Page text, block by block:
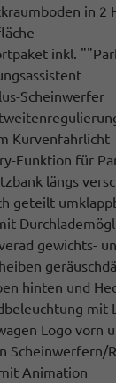
in
inkl.
Scheinwerfer
Kurvenfahrlicht
Funktion für
längs
geteilt
gewichts-
hinten und
mit
Logo vorn
Scheinwerfern/
Animation